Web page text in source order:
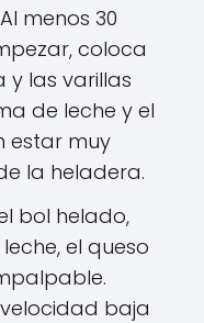
Al menos 30
coloca
las varillas
de leche y el
estar muy
la heladera.
bol helado,
el queso
baja